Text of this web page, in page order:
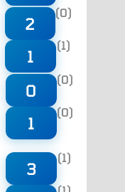
2
(0)
1
(1)
0
(0)
1
(0)
3
(1)